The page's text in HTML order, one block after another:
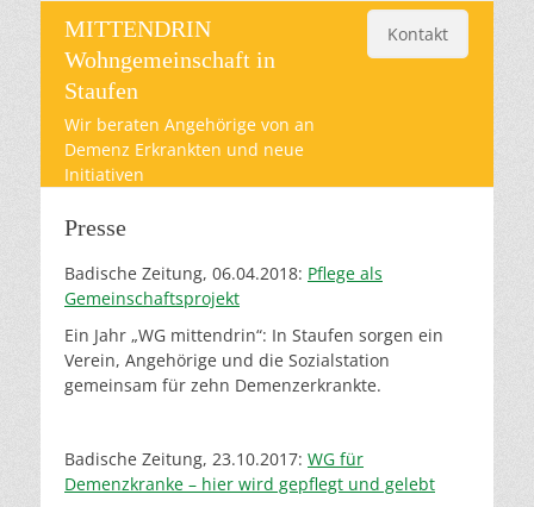
MITTENDRIN
Wohngemeinschaft in
Staufen
Wir beraten Angehörige von an
Demenz Erkrankten und neue
Initiativen
Kontakt
Presse
Badische Zeitung, 06.04.2018: Pflege als
Gemeinschaftsprojekt
Ein Jahr „WG mittendrin“: In Staufen sorgen ein
Verein, Angehörige und die Sozialstation
gemeinsam für zehn Demenzerkrankte.
Badische Zeitung, 23.10.2017: WG für
Demenzkranke – hier wird gepflegt und gelebt